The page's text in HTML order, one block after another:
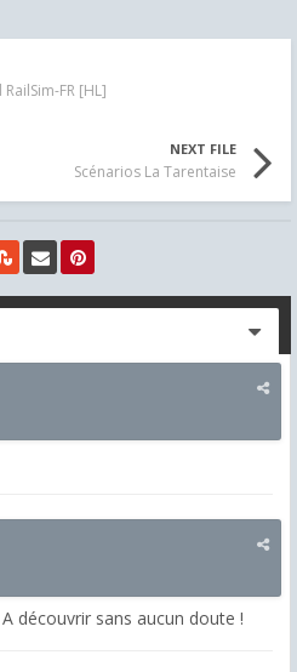
FR [HL]
NEXT FILE
Scénarios La Tarentaise
découvrir sans aucun doute !